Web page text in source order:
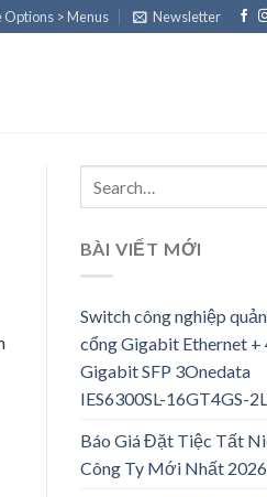
Options > Menus Newsletter
BÀI VIẾT MỚI
Switch công nghiệp
cổng Gigabit Ethernet +
Gigabit SFP 3Onedata
IES6300SL-16GT4GS-
Báo Giá Đặt Tiệc Tất
Công Ty Mới Nhất 2026